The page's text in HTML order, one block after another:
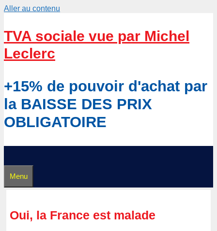
Aller au contenu
TVA sociale vue par Michel
Leclerc
+15% de pouvoir d'achat par
la BAISSE DES PRIX
OBLIGATOIRE
Menu
Oui, la France est malade